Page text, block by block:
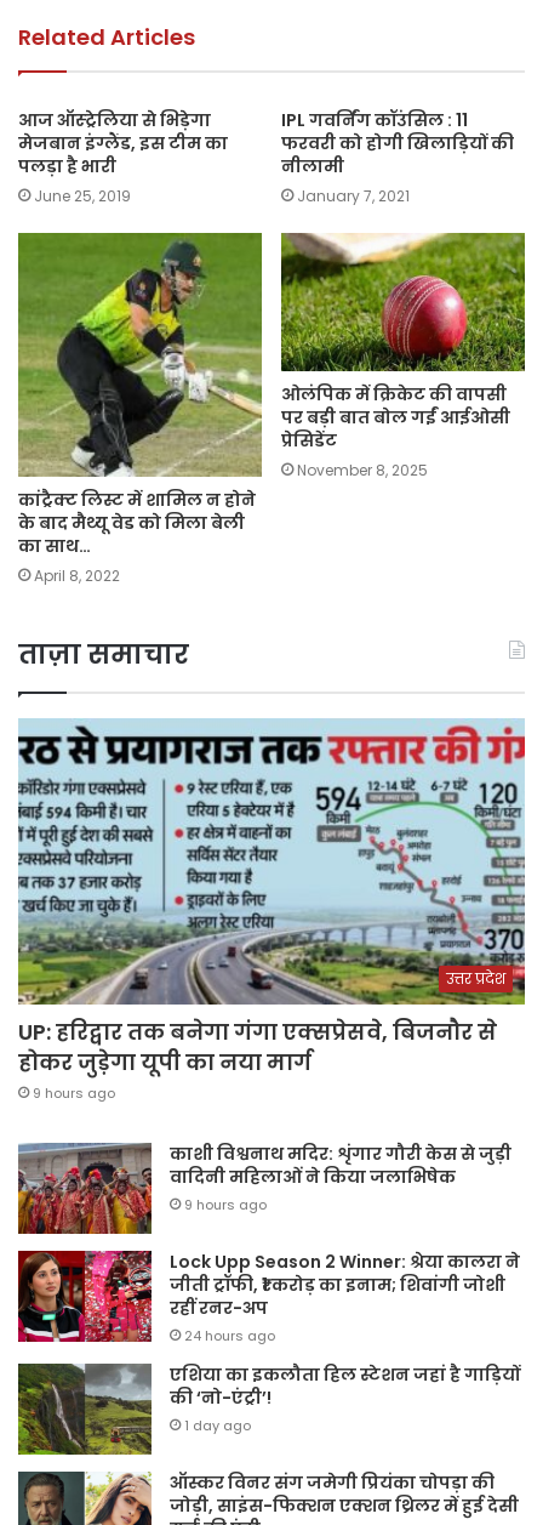
k
Related Articles
आज ऑस्ट्रेलिया से भिड़ेगा
मेजबान इंग्लैंड, इस टीम का
पलड़ा है भारी
June 25, 2019
IPL गवर्निंग कॉउंसिल : 11
फरवरी को होगी खिलाड़ियों की
नीलामी
January 7, 2021
कांट्रैक्ट लिस्ट में शामिल न होने
के बाद मैथ्यू वेड को मिला बेली
का साथ…
April 8, 2022
ओलंपिक में क्रिकेट की वापसी
पर बड़ी बात बोल गईं आईओसी
प्रेसिडेंट
November 8, 2025
ताज़ा समाचार
उत्तर प्रदेश
UP: हरिद्वार तक बनेगा गंगा एक्सप्रेसवे, बिजनौर से
होकर जुड़ेगा यूपी का नया मार्ग
9 hours ago
काशी विश्वनाथ मदिर: शृंगार गौरी केस से जुड़ी
वादिनी महिलाओं ने किया जलाभिषेक
9 hours ago
Lock Upp Season 2 Winner: श्रेया कालरा ने
जीती ट्रॉफी, ₹1 करोड़ का इनाम; शिवांगी जोशी
रहीं रनर-अप
24 hours ago
एशिया का इकलौता हिल स्टेशन जहां है गाड़ियों
की ‘नो-एंट्री’!
1 day ago
ऑस्कर विनर संग जमेगी प्रियंका चोपड़ा की
जोड़ी, साइंस-फिक्शन एक्शन थ्रिलर में हुई देसी